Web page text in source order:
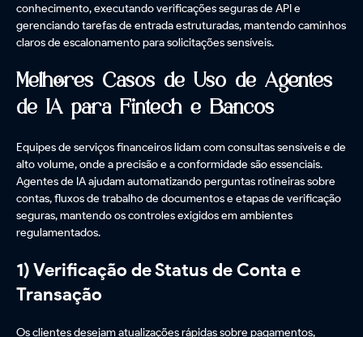
conhecimento, executando verificações seguras de API e
gerenciando tarefas de entrada estruturadas, mantendo caminhos
claros de escalonamento para solicitações sensíveis.
Melhores Casos de Uso de Agentes
de IA para Fintech e Bancos
Equipes de serviços financeiros lidam com consultas sensíveis e de
alto volume, onde a precisão e a conformidade são essenciais.
Agentes de IA ajudam automatizando perguntas rotineiras sobre
contas, fluxos de trabalho de documentos e etapas de verificação
seguras, mantendo os controles exigidos em ambientes
regulamentados.
1) Verificação de Status de Conta e
Transação
Os clientes desejam atualizações rápidas sobre pagamentos,